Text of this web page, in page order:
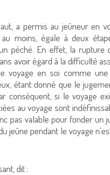
a permis au jeûneur en
au moins, égale à deux
péché. En effet, la
avoir égard à la difficulté
voyage en soi comme
étant donné que le
conséquent, si le voyage
au voyage sont
pas valable pour fonder un
jeûne pendant le voyage
dit :